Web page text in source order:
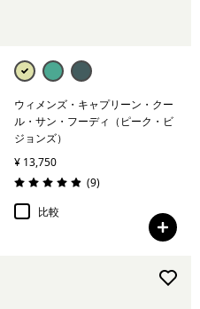
絞り込み
特徴
ウィメンズ・キャプリーン・クー
ル・サン・フーディ（ピーク・ビ
ジョンズ）
¥ 13,750
評価: 4.9 / 5
(9レビュー
)
比較